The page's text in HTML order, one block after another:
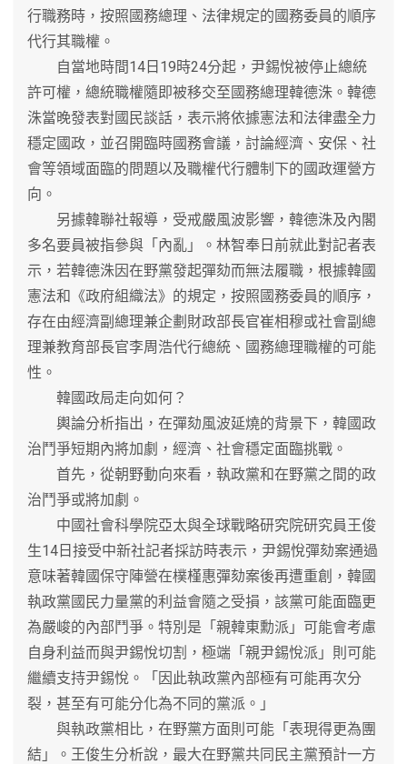
行職務時，按照國務總理、法律規定的國務委員的順序
代行其職權。
自當地時間14日19時24分起，尹錫悅被停止總統
許可權，總統職權隨即被移交至國務總理韓德洙。韓德
洙當晚發表對國民談話，表示將依據憲法和法律盡全力
穩定國政，並召開臨時國務會議，討論經濟、安保、社
會等領域面臨的問題以及職權代行體制下的國政運營方
向。
另據韓聯社報導，受戒嚴風波影響，韓德洙及內閣
多名要員被指參與「內亂」。林智奉日前就此對記者表
示，若韓德洙因在野黨發起彈劾而無法履職，根據韓國
憲法和《政府組織法》的規定，按照國務委員的順序，
存在由經濟副總理兼企劃財政部長官崔相穆或社會副總
理兼教育部長官李周浩代行總統、國務總理職權的可能
性。
韓國政局走向如何？
輿論分析指出，在彈劾風波延燒的背景下，韓國政
治鬥爭短期內將加劇，經濟、社會穩定面臨挑戰。
首先，從朝野動向來看，執政黨和在野黨之間的政
治鬥爭或將加劇。
中國社會科學院亞太與全球戰略研究院研究員王俊
生14日接受中新社記者採訪時表示，尹錫悅彈劾案通過
意味著韓國保守陣營在樸槿惠彈劾案後再遭重創，韓國
執政黨國民力量黨的利益會隨之受損，該黨可能面臨更
為嚴峻的內部鬥爭。特別是「親韓東勳派」可能會考慮
自身利益而與尹錫悅切割，極端「親尹錫悅派」則可能
繼續支持尹錫悅。「因此執政黨內部極有可能再次分
裂，甚至有可能分化為不同的黨派。」
與執政黨相比，在野黨方面則可能「表現得更為團
結」。王俊生分析說，最大在野黨共同民主黨預計一方